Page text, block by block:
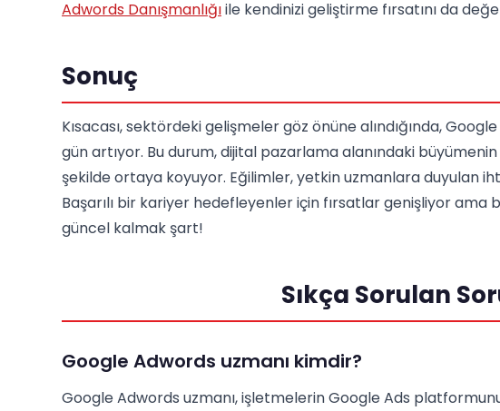
Adwords Danışmanlığıile kendinizi geliştirme fırsatını da
Sonuç
Kısacası, sektördeki gelişmeler göz önüne alındığında,
gün artıyor. Bu durum, dijital pazarlama alanındaki
şekilde ortaya koyuyor. Eğilimler, yetkin uzmanlara duyulan
Başarılı bir kariyer hedefleyenler için fırsatlar genişliyor ama
güncel kalmak şart!
Sıkça Sorulan
Google Adwords uzmanı kimdir?
Google Adwords uzmanı, işletmelerin Google Ads